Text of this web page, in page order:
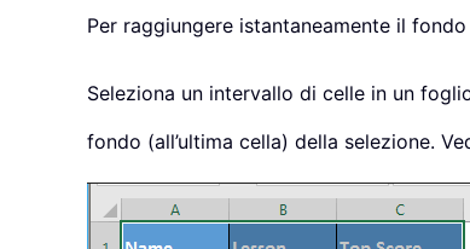
Per raggiungere istantaneamente il
Seleziona un intervallo di celle in un
fondo (all’ultima cella) della selezione.